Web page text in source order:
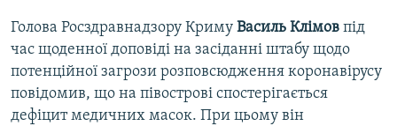
Усі сайти RFE/RL
Голова Росздравнадзору Криму Василь Клімов під
час щоденної доповіді на засіданні штабу щодо
потенційної загрози розповсюдження коронавірусу
повідомив, що на півострові спостерігається
дефіцит медичних масок. При цьому він